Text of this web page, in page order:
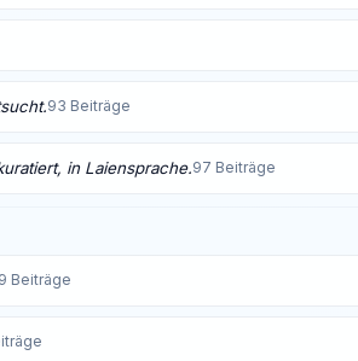
93 Beiträge
in Laiensprache.97 Beiträge
Beiträge